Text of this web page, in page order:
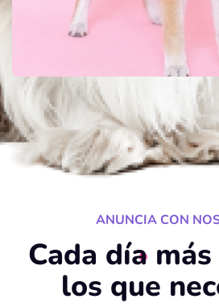
ANUNCIA CON
Cada día
los que